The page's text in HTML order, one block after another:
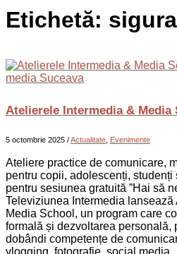
Etichetă:
Atelierele Intermedia & Media
5 octombrie 2025 /Actualitate Evenimente
Ateliere practice de comunicare,
pentru copii, adolescenți,
pentru sesiunea gratuită ”Hai să
Televiziunea Intermedia
Media School, un program care
formală și dezvoltarea personală,
dobândi competențe de
vlogging, fotografie, social media